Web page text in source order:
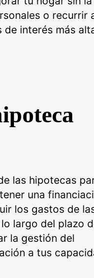
o recurrir
interés más
las hipotecas
una
los gastos de
largo del plazo
la gestión del
a tus